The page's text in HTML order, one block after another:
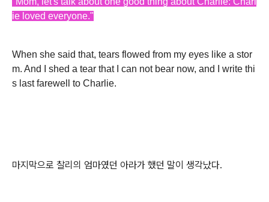
ie loved everyone."
When she said that, tears flowed from my eyes like a stor
m. And I shed a tear that I can not bear now, and I write thi
s last farewell to Charlie.
마지막으로 찰리의 엄마였던 아라가 했던 말이 생각났다.